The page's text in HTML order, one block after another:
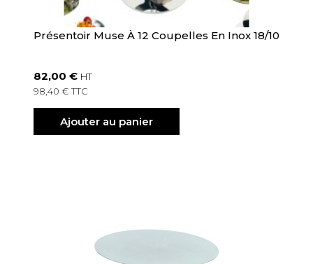
Présentoir Muse À 12 Coupelles En Inox 18/10
82,00 € HT
98,40 € TTC
Ajouter au panier